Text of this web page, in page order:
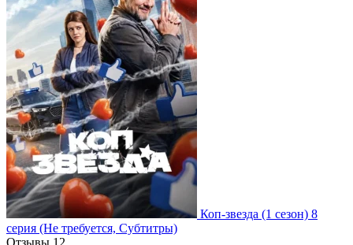
Коп-звезда (1 сезон) 8
серия (Не требуется, Субтитры)
Отзывы 12